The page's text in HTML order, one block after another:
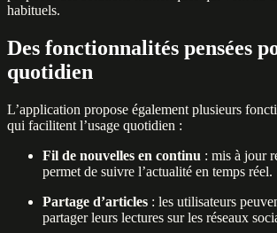
habituels.
Des fonctionnalités pensées
quotidien
L’application propose également plusieurs
qui facilitent l’usage quotidien :
Fil de nouvelles en continu : mis à jour
permet de suivre l’actualité en temps réel.
Partage d’articles : les utilisateurs
partager leurs lectures sur les réseaux